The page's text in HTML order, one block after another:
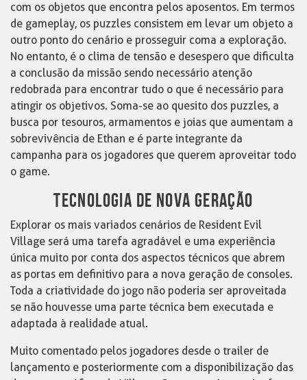
com os objetos que encontra pelos aposentos. Em termos
de gameplay, os puzzles consistem em levar um objeto a
outro ponto do cenário e prosseguir coma a exploração.
No entanto, é o clima de tensão e desespero que dificulta
a conclusão da missão sendo necessário atenção
redobrada para encontrar tudo o que é necessário para
atingir os objetivos. Soma-se ao quesito dos puzzles, a
busca por tesouros, armamentos e joias que aumentam a
sobrevivência de Ethan e é parte integrante da
campanha para os jogadores que querem aproveitar todo
o game.
TECNOLOGIA DE NOVA GERAÇÃO
Explorar os mais variados cenários de Resident Evil
Village será uma tarefa agradável e uma experiência
única muito por conta dos aspectos técnicos que abrem
as portas em definitivo para a nova geração de consoles.
Toda a criatividade do jogo não poderia ser aproveitada
se não houvesse uma parte técnica bem executada e
adaptada à realidade atual.
Muito comentado pelos jogadores desde o trailer de
lançamento e posteriormente com a disponibilização das